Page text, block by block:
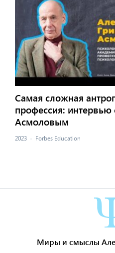
Самая сложная
профессия:
Асмоловым
2023 · Forbes Education
Миры и смыслы